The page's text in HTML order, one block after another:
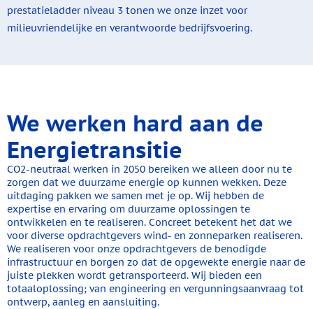
prestatieladder niveau 3 tonen we onze inzet voor
milieuvriendelijke en verantwoorde bedrijfsvoering.
We werken hard aan de
Energietransitie
CO2-neutraal werken in 2050 bereiken we alleen door nu te
zorgen dat we duurzame energie op kunnen wekken. Deze
uitdaging pakken we samen met je op. Wij hebben de
expertise en ervaring om duurzame oplossingen te
ontwikkelen en te realiseren. Concreet betekent het dat we
voor diverse opdrachtgevers wind- en zonneparken realiseren.
We realiseren voor onze opdrachtgevers de benodigde
infrastructuur en borgen zo dat de opgewekte energie naar de
juiste plekken wordt getransporteerd. Wij bieden een
totaaloplossing; van engineering en vergunningsaanvraag tot
ontwerp, aanleg en aansluiting.